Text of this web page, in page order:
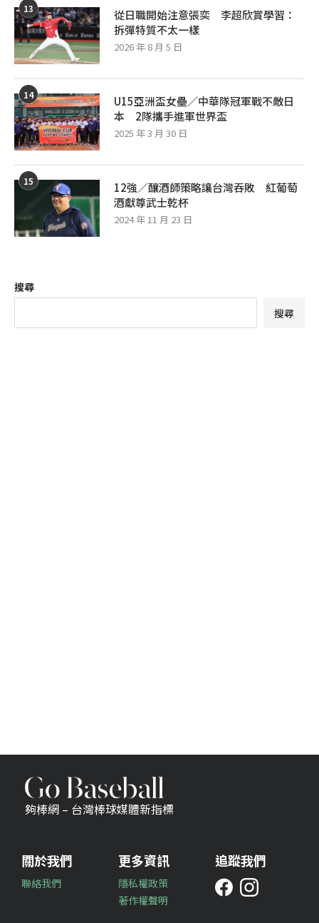
13
從日職開始注意張奕 李超欣賞學習：
拆彈特質不太一樣
2026 年 8 月 5 日
14
U15亞洲盃女壘／中華隊冠軍戰不敵日
本 2隊攜手進軍世界盃
2025 年 3 月 30 日
15
12強／釀酒師策略讓台灣吞敗 紅葡萄
酒獻尊武士乾杯
2024 年 11 月 23 日
搜尋
搜尋
夠棒網 – 台灣棒球媒體新指標
關於我們
聯絡我們
更多資訊
隱私權政策
著作權聲明
追蹤我們